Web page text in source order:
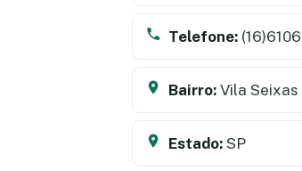
Telefone:
Bairro: Vila Seixas
Estado: SP